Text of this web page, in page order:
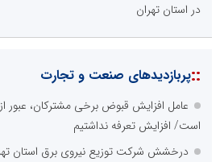
در استان تهران
::پربازدیدهای صنعت و تجارت
عامل افزایش قبوض برخی مشترکان، عبور
است/ افزایش تعرفه نداشتیم
درخشش شرکت توزیع نیروی برق استان